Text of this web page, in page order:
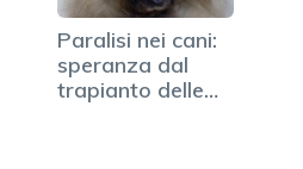
Paralisi nei cani:
speranza dal
trapianto delle…